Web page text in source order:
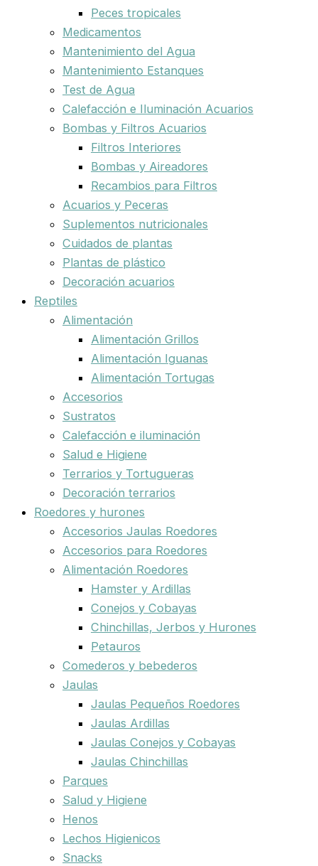
Peces tropicales
Medicamentos
Mantenimiento del Agua
Mantenimiento Estanques
Test de Agua
Calefacción e Iluminación Acuarios
Bombas y Filtros Acuarios
Filtros Interiores
Bombas y Aireadores
Recambios para Filtros
Acuarios y Peceras
Suplementos nutricionales
Cuidados de plantas
Plantas de plástico
Decoración acuarios
Reptiles
Alimentación
Alimentación Grillos
Alimentación Iguanas
Alimentación Tortugas
Accesorios
Sustratos
Calefacción e iluminación
Salud e Higiene
Terrarios y Tortugueras
Decoración terrarios
Roedores y hurones
Accesorios Jaulas Roedores
Accesorios para Roedores
Alimentación Roedores
Hamster y Ardillas
Conejos y Cobayas
Chinchillas, Jerbos y Hurones
Petauros
Comederos y bebederos
Jaulas
Jaulas Pequeños Roedores
Jaulas Ardillas
Jaulas Conejos y Cobayas
Jaulas Chinchillas
Parques
Salud y Higiene
Henos
Lechos Higienicos
Snacks